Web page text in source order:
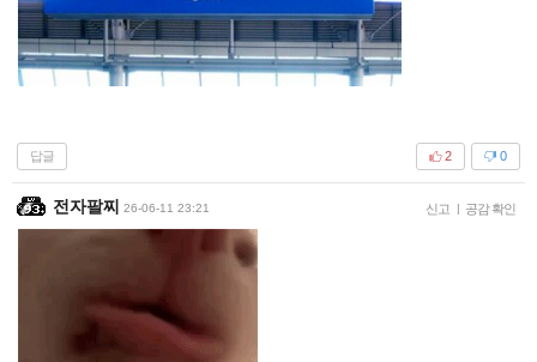
답글 0
2
전자팔찌 26-06-11 23:21 신고 | 공감 확인